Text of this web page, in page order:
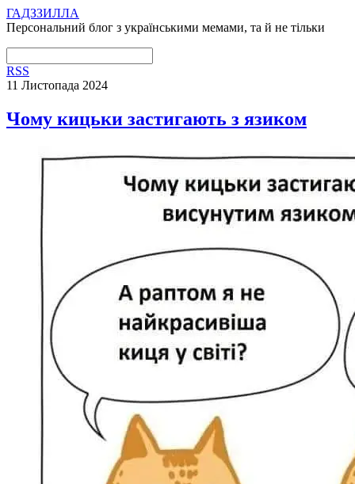
ГАДЗЗИЛЛА
Персональний блог з українськими мемами, та й не тільки
RSS
11 Листопада 2024
Чому кицьки застигають з язиком